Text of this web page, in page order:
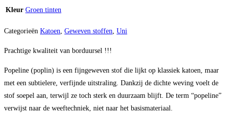
Kleur Groen tinten
Categorieën Katoen, Geweven stoffen, Uni
Prachtige kwaliteit van borduursel !!!
Popeline (poplin) is een fijngeweven stof die lijkt op klassiek katoen, maar
met een subtielere, verfijnde uitstraling. Dankzij de dichte weving voelt de
stof soepel aan, terwijl ze toch sterk en duurzaam blijft. De term “popeline”
verwijst naar de weeftechniek, niet naar het basismateriaal.